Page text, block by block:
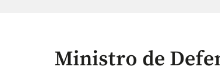
Ministro de